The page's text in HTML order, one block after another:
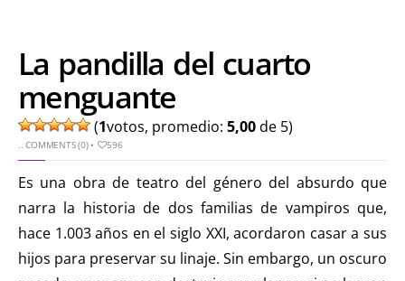
La pandilla del cuarto
menguante
(1votos, promedio: 5,00de 5)
..COMMENTS (0)• 596
Es una obra de teatro del género del absurdo que
narra la historia de dos familias de vampiros que,
hace 1.003 años en el siglo XXI, acordaron casar a sus
hijos para preservar su linaje. Sin embargo, un oscuro